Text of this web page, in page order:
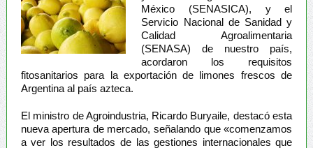
México (SENASICA), y el
Servicio Nacional de Sanidad y
Calidad Agroalimentaria
(SENASA) de nuestro país,
acordaron los requisitos
fitosanitarios para la exportación de limones frescos de
Argentina al país azteca.
El ministro de Agroindustria, Ricardo Buryaile, destacó esta
nueva apertura de mercado, señalando que «comenzamos
a ver los resultados de las gestiones internacionales que